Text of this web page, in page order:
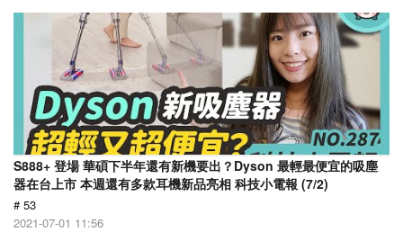
S888+ 登場 華碩下半年還有新機要出？Dyson 最輕最便宜的吸塵
器在台上市 本週還有多款耳機新品亮相 科技小電報 (7/2)
# 53
2021-07-01 11:56